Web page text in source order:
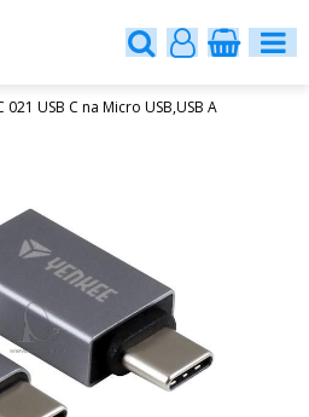
021 USB C na Micro USB,USB A